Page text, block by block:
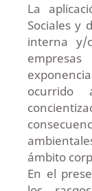
La
Sociales y
interna y/
ámbito
En el